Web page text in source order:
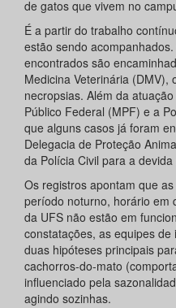
de gatos que vivem no
É a partir do trabalho
estão sendo
encontrados são
Medicina Veterinária (DMV),
necropsias. Além da
Público Federal (MPF) e a
que alguns casos já foram
Delegacia de Proteção
da Polícia Civil para a
Os registros apontam que
período noturno, horário em
da UFS não estão em
constatações, as equipes
duas hipóteses principais
cachorros-do-mato
influenciado pela
agindo sozinhas.